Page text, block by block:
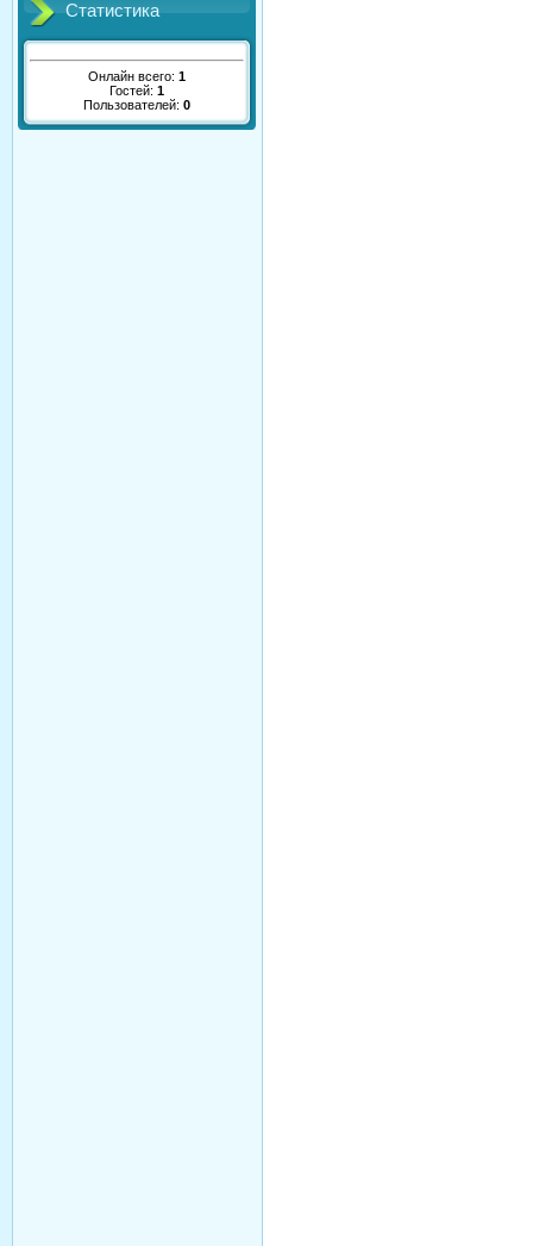
Статистика
Онлайн всего: 1
Гостей: 1
Пользователей: 0